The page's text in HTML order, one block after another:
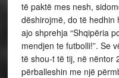
të paktë mes nesh,
dëshirojmë, do të hedhin
ajo shprehja “Shqipëria
mendjen te futbolli!”. Se
të shou-t të tij, në nëntor
përballeshin me një